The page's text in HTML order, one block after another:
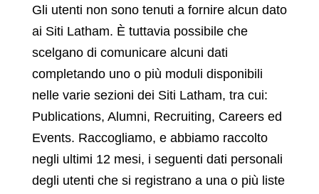
Gli utenti non sono tenuti a fornire alcun dato
ai Siti Latham. È tuttavia possibile che
scelgano di comunicare alcuni dati
completando uno o più moduli disponibili
nelle varie sezioni dei Siti Latham, tra cui:
Publications, Alumni, Recruiting, Careers ed
Events. Raccogliamo, e abbiamo raccolto
negli ultimi 12 mesi, i seguenti dati personali
degli utenti che si registrano a una o più liste